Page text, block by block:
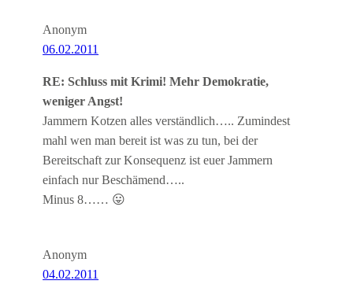
Anonym
06.02.2011
RE: Schluss mit Krimi! Mehr Demokratie,
weniger Angst!
Jammern Kotzen alles verständlich….. Zumindest
mahl wen man bereit ist was zu tun, bei der
Bereitschaft zur Konsequenz ist euer Jammern
einfach nur Beschämend…..
Minus 8…… 😛
Anonym
04.02.2011